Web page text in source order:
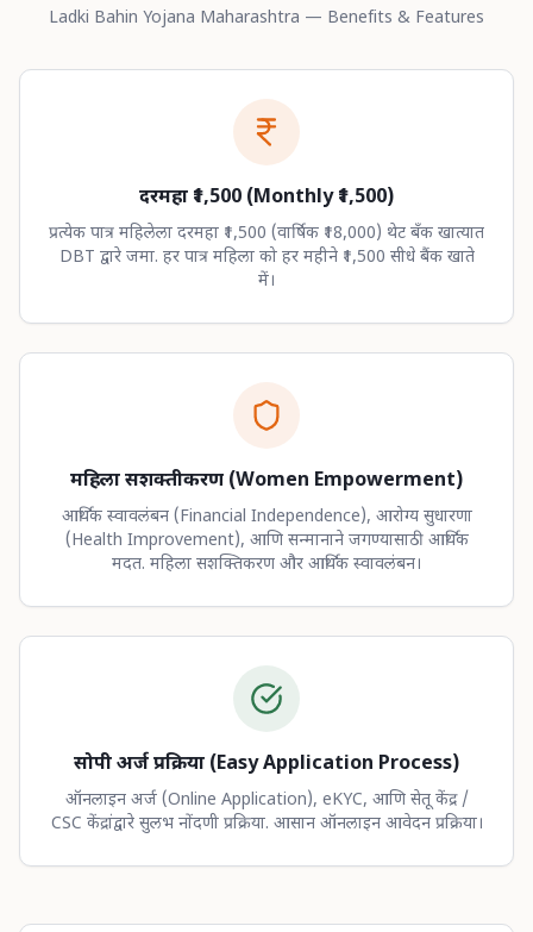
Ladki Bahin Yojana Maharashtra — Benefits & Features
दरमहा ₹1,500 (Monthly ₹1,500)
प्रत्येक पात्र महिलेला दरमहा ₹1,500 (वार्षिक ₹18,000) थेट बँक खात्यात
DBT द्वारे जमा. हर पात्र महिला को हर महीने ₹1,500 सीधे बैंक खाते
में।
महिला सशक्तीकरण (Women Empowerment)
आर्थिक स्वावलंबन (Financial Independence), आरोग्य सुधारणा
(Health Improvement), आणि सन्मानाने जगण्यासाठी आर्थिक
मदत. महिला सशक्तिकरण और आर्थिक स्वावलंबन।
सोपी अर्ज प्रक्रिया (Easy Application Process)
ऑनलाइन अर्ज (Online Application), eKYC, आणि सेतू केंद्र /
CSC केंद्रांद्वारे सुलभ नोंदणी प्रक्रिया. आसान ऑनलाइन आवेदन प्रक्रिया।